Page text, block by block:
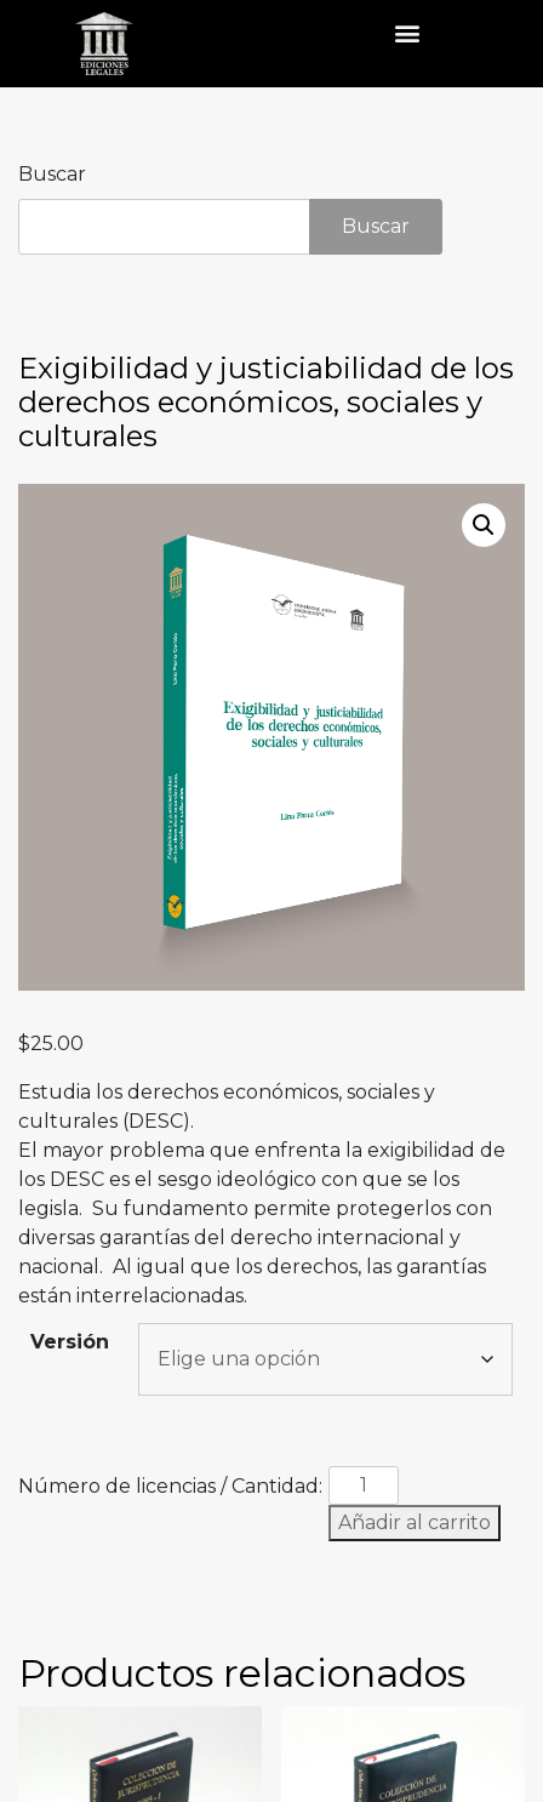
Buscar
Buscar
Exigibilidad y justiciabilidad de los
derechos económicos, sociales y
culturales
$25.00
Estudia los derechos económicos, sociales y
culturales (DESC).
El mayor problema que enfrenta la exigibilidad de
los DESC es el sesgo ideológico con que se los
legisla. Su fundamento permite protegerlos con
diversas garantías del derecho internacional y
nacional. Al igual que los derechos, las garantías
están interrelacionadas.
Versión
Número de licencias / Cantidad:
Añadir al carrito
Productos relacionados